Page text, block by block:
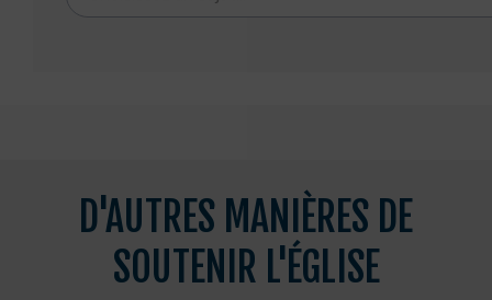
D'AUTRES MANIÈRES DE
SOUTENIR L'ÉGLISE